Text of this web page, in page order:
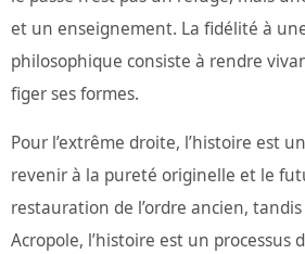
et un enseignement. La fidélité à
philosophique consiste à rendre
figer ses formes.
Pour l’extrême droite, l’histoire est
revenir à la pureté originelle et le
restauration de l’ordre ancien,
Acropole, l’histoire est un processus